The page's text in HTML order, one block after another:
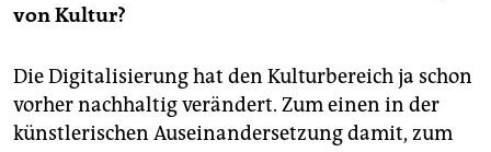
von Kultur?
Die Digitalisierung hat den Kulturbereich ja schon
vorher nachhaltig verändert. Zum einen in der
künstlerischen Auseinandersetzung damit, zum